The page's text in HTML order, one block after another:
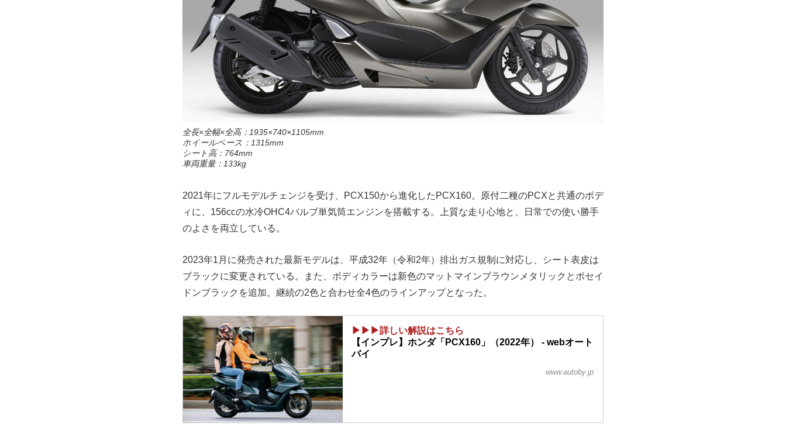
全長×全幅×全高：1935×740×1105mm
ホイールベース：1315mm
シート高：764mm
車両重量：133kg
2021年にフルモデルチェンジを受け、PCX150から進化したPCX160。原付二種のPCXと共通のボデ
ィに、156ccの水冷OHC4バルブ単気筒エンジンを搭載する。上質な走り心地と、日常での使い勝手
のよさを両立している。
2023年1月に発売された最新モデルは、平成32年（令和2年）排出ガス規制に対応し、シート表皮は
ブラックに変更されている。また、ボディカラーは新色のマットマインブラウンメタリックとポセイ
ドンブラックを追加。継続の2色と合わせ全4色のラインアップとなった。
▶▶▶詳しい解説はこちら
【インプレ】ホンダ「PCX160」（2022年） - webオート
バイ
www.autoby.jp